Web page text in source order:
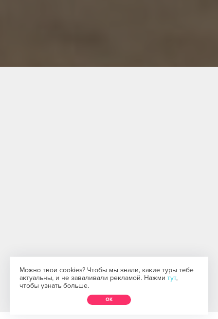
Можно твои cookies? Чтобы мы знали, какие туры тебе
актуальны, и не заваливали рекламой. Нажми тут,
чтобы узнать больше.
ОК